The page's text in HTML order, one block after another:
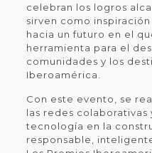
celebran los logros
sirven como
hacia un futuro en el
herramienta para el
comunidades y los
Iberoamérica.
Con este evento, se
las redes
tecnología en la
responsable,